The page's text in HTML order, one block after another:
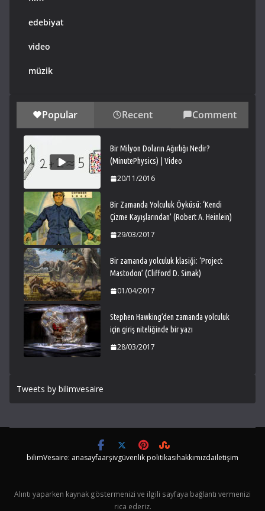
edebiyat
video
müzik
Popular Recent Comment
Bir Milyon Doların Ağırlığı Nedir?
(MinutePhysics) | Video
20/11/2016
Bir Zamanda Yolculuk Öyküsü: ‘Kendi
Çizme Kayışlarından’ (Robert A. Heinlein)
29/03/2017
Bir zamanda yolculuk klasiği: ‘Project
Mastodon’ (Clifford D. Simak)
01/04/2017
Stephen Hawking’den zamanda yolculuk
için giriş niteliğinde bir yazı
28/03/2017
Tweets by bilimvesaire
bilimVesaire: anasayfaarşivgüvenlik politikasıhakkımızdailetişim
Alıntı yaparken kaynak göstermenizi ve ilgili sayfaya bağlantı vermenizi
rica ederiz.